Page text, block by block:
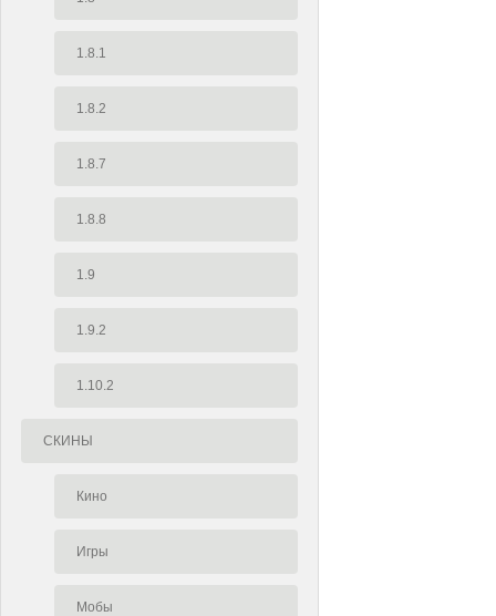
1.8.1
1.8.2
1.8.7
1.8.8
1.9
1.9.2
1.10.2
СКИНЫ
Кино
Игры
Мобы